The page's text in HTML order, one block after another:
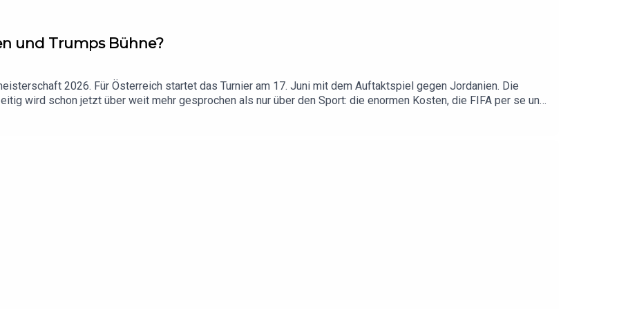
und Trumps Bühne?
2026. Für Österreich startet das Turnier am 17. Juni mit dem Auftaktspiel gegen Jordanien. Die
wird schon jetzt über weit mehr gesprochen als nur über den Sport: die enormen Kosten, die FIFA per se und
gut stehen Österreichs Chancen wirklich? Wer sind die Favoriten auf den Titel? Und wie politisch ist diese
Host Caroline Bartos mit KURIER-Sport-Chefin Karoline Krause-Sandner.Guter Journalismus bringt Klarheit
Podcast auf Apple Podcasts oder Spotify und hinterlasst uns eine Bewertung, wenn euch der Podcast gefällt.